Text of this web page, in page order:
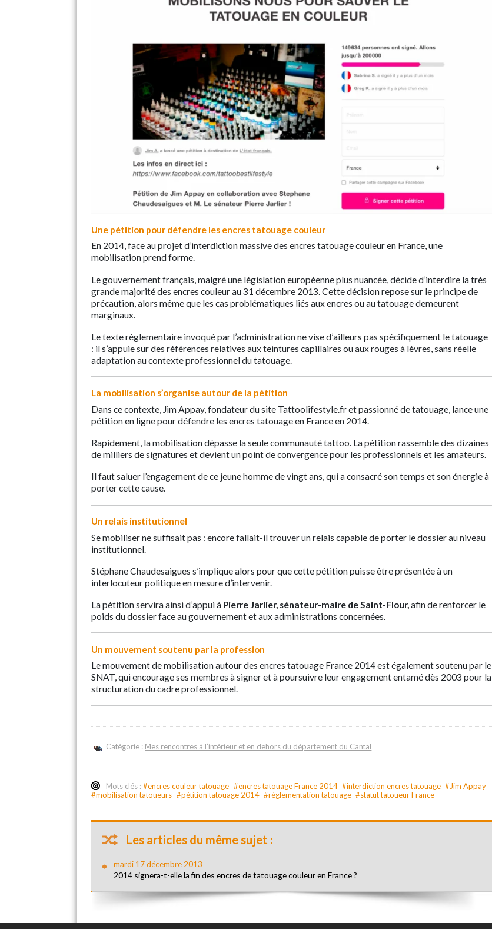
Une pétition pour défendre les encres tatouage couleur
En 2014, face au projet d’interdiction massive des encres tatouage couleur en France, une
mobilisation prend forme.
Le gouvernement français, malgré une législation européenne plus nuancée, décide d’interdire la très
grande majorité des encres couleur au 31 décembre 2013. Cette décision repose sur le principe de
précaution, alors même que les cas problématiques liés aux encres ou au tatouage demeurent
marginaux.
Le texte réglementaire invoqué par l’administration ne vise d’ailleurs pas spécifiquement le tatouage
: il s’appuie sur des références relatives aux teintures capillaires ou aux rouges à lèvres, sans réelle
adaptation au contexte professionnel du tatouage.
La mobilisation s’organise autour de la pétition
Dans ce contexte, Jim Appay, fondateur du site Tattoolifestyle.fr et passionné de tatouage, lance une
pétition en ligne pour défendre les encres tatouage en France en 2014.
Rapidement, la mobilisation dépasse la seule communauté tattoo. La pétition rassemble des dizaines
de milliers de signatures et devient un point de convergence pour les professionnels et les amateurs.
Il faut saluer l’engagement de ce jeune homme de vingt ans, qui a consacré son temps et son énergie à
porter cette cause.
Un relais institutionnel
Se mobiliser ne suffisait pas : encore fallait-il trouver un relais capable de porter le dossier au niveau
institutionnel.
Stéphane Chaudesaigues s’implique alors pour que cette pétition puisse être présentée à un
interlocuteur politique en mesure d’intervenir.
La pétition servira ainsi d’appui à Pierre Jarlier, sénateur-maire de Saint-Flour,afin de renforcer le
poids du dossier face au gouvernement et aux administrations concernées.
Un mouvement soutenu par la profession
Le mouvement de mobilisation autour des encres tatouage France 2014 est également soutenu par le
SNAT, qui encourage ses membres à signer et à poursuivre leur engagement entamé dès 2003 pour la
structuration du cadre professionnel.
Catégorie : Mes rencontres à l’intérieur et en dehors du département du Cantal
Mots clés : #encres couleur tatouage #encres tatouage France 2014 #interdiction encres tatouage #Jim Appay
#mobilisation tatoueurs #pétition tatouage 2014 #réglementation tatouage #statut tatoueur France
Les articles du même sujet :
mardi 17 décembre 2013
2014 signera-t-elle la fin des encres de tatouage couleur en France ?